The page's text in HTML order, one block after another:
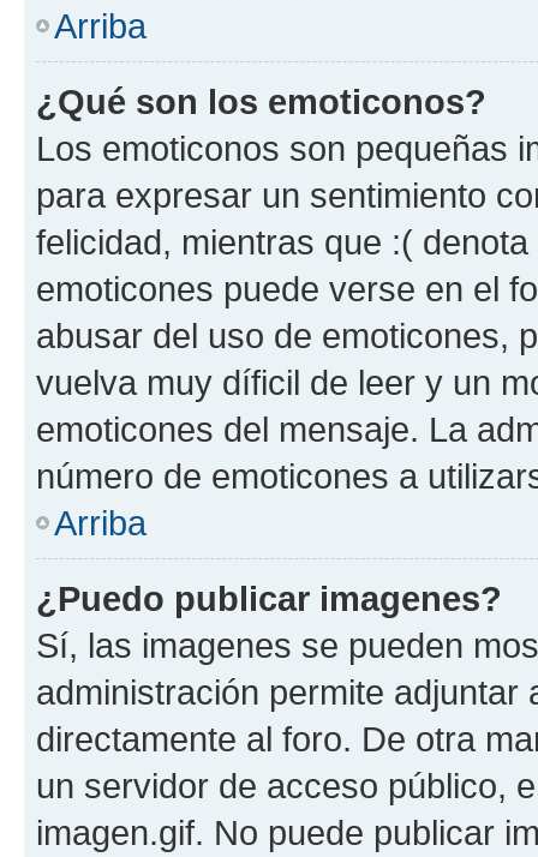
Arriba
¿Qué son los emoticonos?
Los emoticonos son pequeñas
para expresar un sentimiento
felicidad, mientras que :(
emoticones puede verse en el
abusar del uso de emoticones,
vuelva muy díficil de leer y un
emoticones del mensaje. La
número de emoticones a
Arriba
¿Puedo publicar imagenes?
Sí, las imagenes se pueden
administración permite
directamente al foro. De otra
un servidor de acceso público,
imagen.gif. No puede publicar